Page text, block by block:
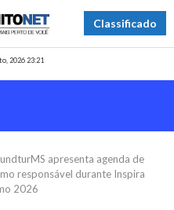
Classificado
2026 23:21
apresenta agenda de
responsável durante Inspira
2026